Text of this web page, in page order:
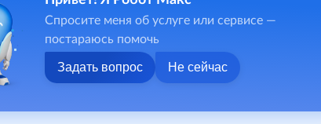
Спросите меня об услуге или сервисе —
постараюсь помочь
Задать вопрос Не сейчас